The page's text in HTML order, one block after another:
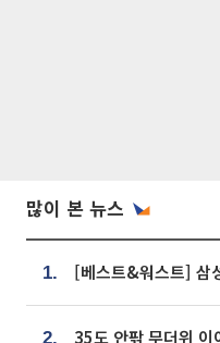
많이 본 뉴스
1.
2.